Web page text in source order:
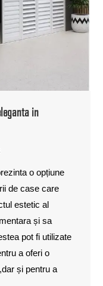
in
o opțiune
de case care
estetic al
și sa
pot fi utilizate
a oferi o
și pentru a